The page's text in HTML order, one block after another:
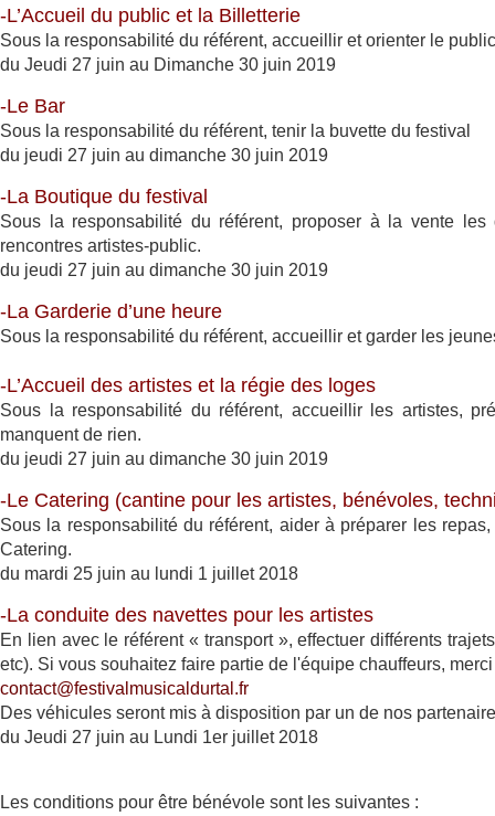
-L’Accueil du public et la Billetterie
Sous la responsabilité du référent, accueillir et orienter le
du Jeudi 27 juin au Dimanche 30 juin 2019
-Le Bar
Sous la responsabilité du référent, tenir la buvette du festival
du jeudi 27 juin au dimanche 30 juin 2019
-La Boutique du festival
Sous la responsabilité du référent, proposer à la vente
rencontres artistes-public.
du jeudi 27 juin au dimanche 30 juin 2019
-La Garderie d’une heure
Sous la responsabilité du référent, accueillir et garder les
-L’Accueil des artistes et la régie des loges
Sous la responsabilité du référent, accueillir les artistes,
manquent de rien.
du jeudi 27 juin au dimanche 30 juin 2019
-Le Catering (cantine pour les artistes, bénévoles,
Sous la responsabilité du référent, aider à préparer les
Catering.
du mardi 25 juin au lundi 1 juillet 2018
-La conduite des navettes pour les artistes
En lien avec le référent « transport », effectuer différents
etc). Si vous souhaitez faire partie de l'équipe chauffeurs,
contact@festivalmusicaldurtal.fr
Des véhicules seront mis à disposition par un de nos
du Jeudi 27 juin au Lundi 1er juillet 2018
Les conditions pour être bénévole sont les suivantes :